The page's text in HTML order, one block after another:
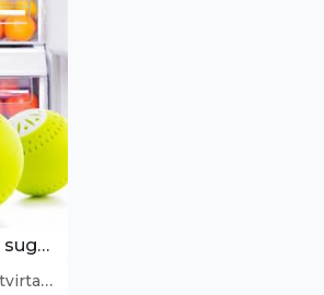
Šaldytuve kvapą sugeriantys kamuoliukai 3 vnt.